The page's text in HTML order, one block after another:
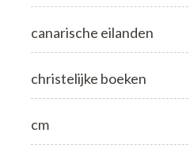
canarische eilanden
christelijke boeken
cm